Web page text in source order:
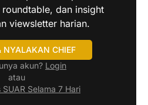
dan insight
viewsletter harian.
NYALAKAN CHIEF
akun? Login
atau
Selama 7 Hari